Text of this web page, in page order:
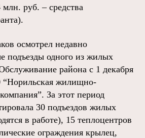
руб. – средства
осмотрел недавно
подъезды одного из жилых
района с 1 декабря
жилищно-
За этот период
30 подъездов жилых
в работе), 15 теплоцентров
ограждения крылец,